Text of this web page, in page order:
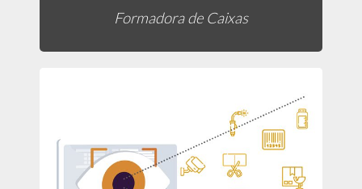
Formadora de Caixas